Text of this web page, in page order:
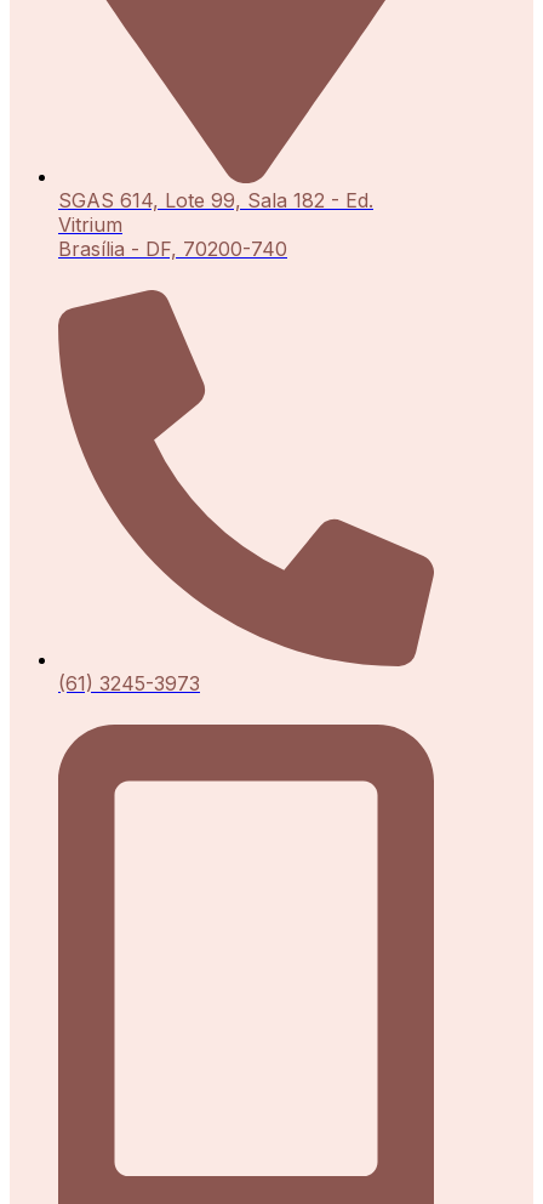
SGAS 614, Lote 99, Sala 182 - Ed.
Vitrium
Brasília - DF, 70200-740
(61) 3245-3973